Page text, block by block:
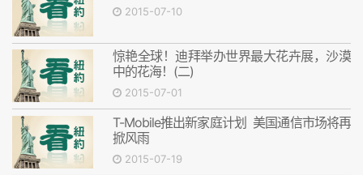
2015-07-10
惊艳全球！迪拜举办世界最大花卉展，沙漠
中的花海！(二)
2015-07-01
T-Mobile推出新家庭计划 美国通信市场将再
掀风雨
2015-07-19